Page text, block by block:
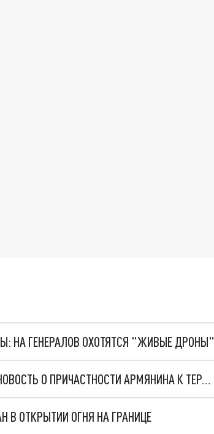
НА ГЕНЕРАЛОВ ОХОТЯТСЯ "ЖИВЫЕ ДРОНЫ"
ГЕНПРОКУРАТУРА АРМЕНИИ ОТРЕАГИРОВАЛА НА НОВОСТЬ О ПРИЧАСТНОСТИ АРМЯНИНА К ТЕРАКТУ НА КРЫМСКОМ МОСТУ
ОТКРЫТИИ ОГНЯ НА ГРАНИЦЕ